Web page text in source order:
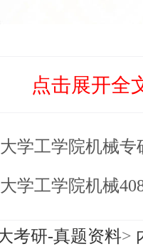
点击展开全
学工学院机械
学工学院机械
考研-真题资料>